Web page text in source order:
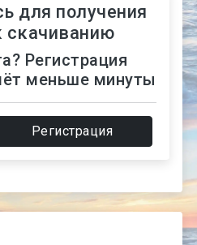
для получения
скачиванию
Регистрация
меньше минуты
Регистрация